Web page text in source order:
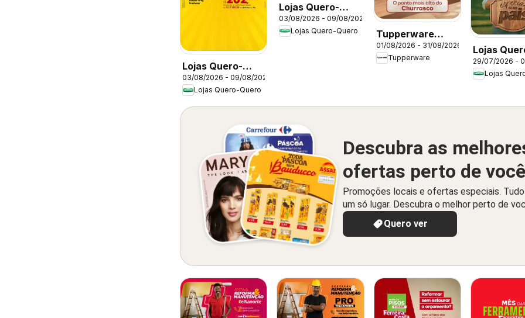
Lojas Quero-
Quero ofertas
Dia dos Pais
03/08/2026 - 09/08/2026
Lojas Quero-Quero
Lojas Quero-
Quero ofertas
Aniversario
03/08/2026 - 09/08/2026
Lojas Quero-Quero
Tupperware
catálogo Vitrine
08
01/08/2026 - 31/08/2026
Tupperware
Lojas
Quero -
atuais
29/07/2026 -
Lojas
Descubra as
ofertas perto de você
Promoções locais e ofertas especiais.
um só lugar. Descubra o melhor perto de
Quero ver